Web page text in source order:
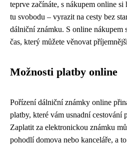
teprve začínáte, s nákupem online si
tu svobodu – vyrazit na cesty bez
dálniční známku. S online nákupem
čas, který můžete věnovat
Možnosti platby online
Pořízení dálniční známky online
platby, které vám usnadní cestování
Zaplatit za elektronickou známku
pohodlí domova nebo kanceláře, a